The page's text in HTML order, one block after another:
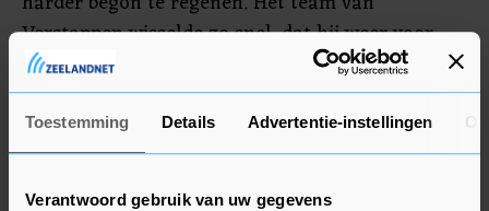
Toestemming Details Advertentie-instellingen
Verantwoord gebruik van uw gegevens
Verstappen wisselde zo snel, dat hij weer voor
Norris op de baan terugkeerde. Niet veel later
greep de wedstrijdleiding in en stuurde de
safetycar de baan op om de race te neutraliseren.
Het plensde en het zicht was minimaal door de
regensluiers.